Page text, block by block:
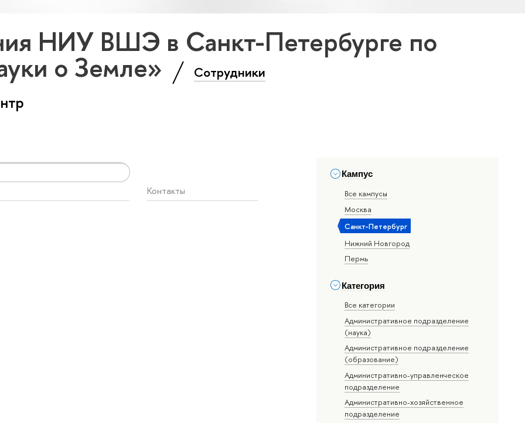
НИУ ВШЭ в Санкт-Петербурге по
о Земле» Сотрудники
Кампус
Все кампусы
Москва
Санкт-Петербург
Нижний Новгород
Пермь
Категория
Все категории
Административное подразделение
(наука)
Административное подразделение
(образование)
Административно-управленческое
подразделение
Административно-хозяйственное
подразделение
Контакты